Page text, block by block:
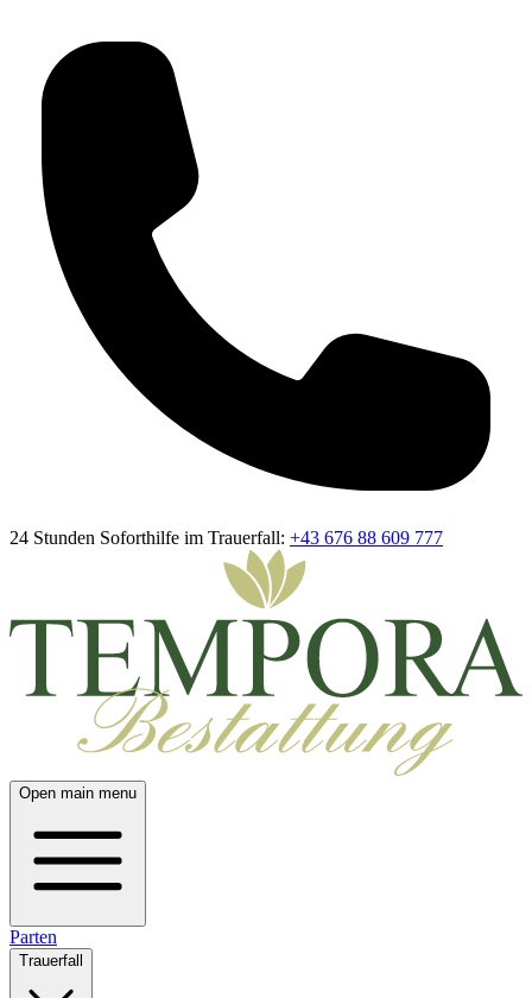
24 Stunden Soforthilfe im Trauerfall: +43 676 88 609 777
Open main menu
Parten
Trauerfall